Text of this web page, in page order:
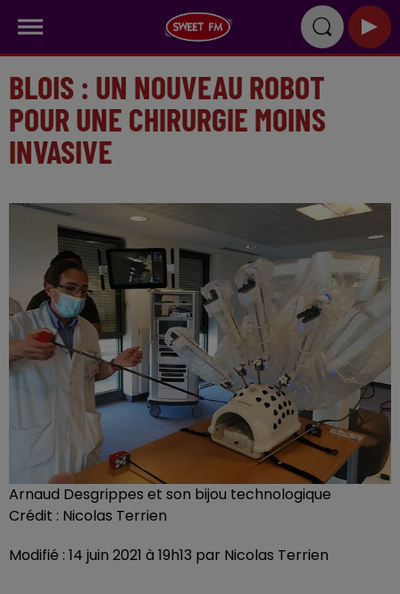
BLOIS : UN NOUVEAU ROBOT
POUR UNE CHIRURGIE MOINS
INVASIVE
Arnaud Desgrippes et son bijou technologique
Crédit : Nicolas Terrien
Modifié : 14 juin 2021 à 19h13 par Nicolas Terrien